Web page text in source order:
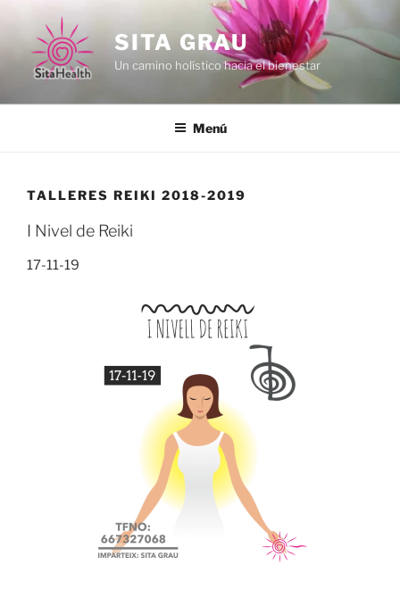
contingut
SITA GRAU
Un camino holístico hacia el bienestar
Menú
TALLERES REIKI 2018-2019
I Nivel de Reiki
17-11-19